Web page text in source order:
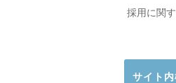
採用に関
サイト